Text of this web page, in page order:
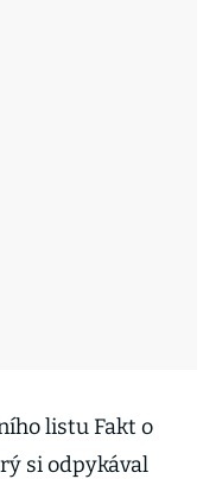
listu Fakt o
si odpykával